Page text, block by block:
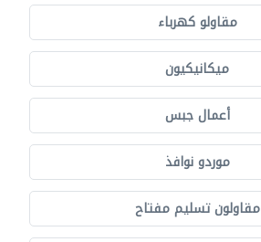
مقاولو كهرباء
ميكانيكيون
أعمال جبس
موردو نوافذ
مقاولون تسليم مفتاح